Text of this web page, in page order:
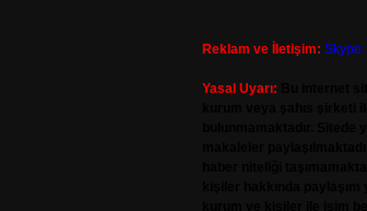
Reklam ve İletişim:
Yasal Uyarı: